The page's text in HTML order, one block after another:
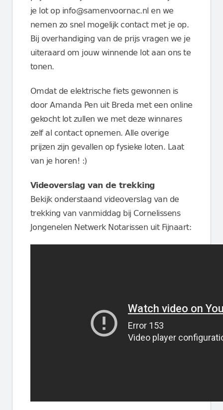
je lot op info@samenvoornac.nl en we
nemen zo snel mogelijk contact met je op.
Bij overhandiging van de prijs vragen we je
uiteraard om jouw winnende lot aan ons te
tonen.
Omdat de elektrische fiets gewonnen is
door Amanda Pen uit Breda met een online
gekocht lot zullen we met deze winnares
zelf al contact opnemen. Alle overige
prijzen zijn gevallen op fysieke loten. Laat
van je horen! :)
Videoverslag van de trekking
Bekijk onderstaand videoverslag van de
trekking van vanmiddag bij Cornelissens
Jongenelen Netwerk Notarissen uit Fijnaart: